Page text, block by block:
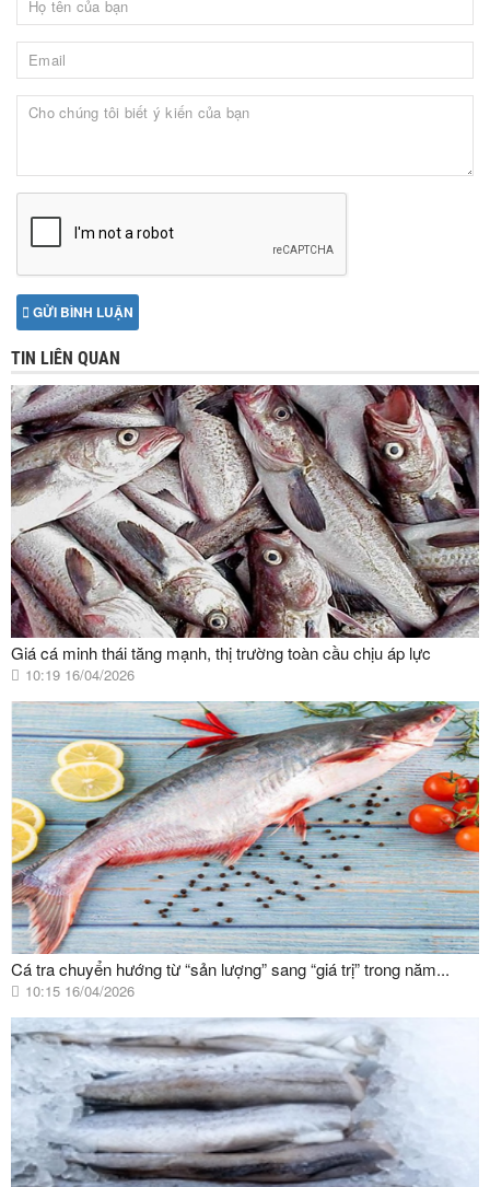
GỬI BÌNH LUẬN
TIN LIÊN QUAN
Giá cá minh thái tăng mạnh, thị trường toàn cầu chịu áp lực
10:19 16/04/2026
Cá tra chuyển hướng từ “sản lượng” sang “giá trị” trong năm...
10:15 16/04/2026